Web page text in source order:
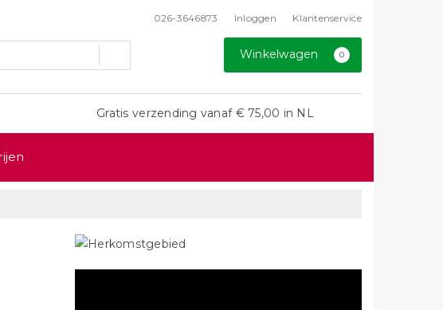
026-3646873 Inloggen Klantenservice
Winkelwagen 0
Gratis verzending vanaf € 75,00 in NL